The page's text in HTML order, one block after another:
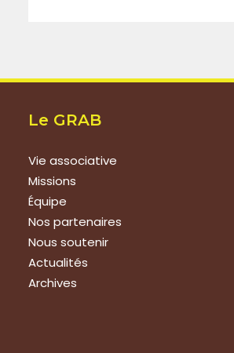
Le GRAB
Vie associative
Missions
Équipe
Nos partenaires
Nous soutenir
Actualités
Archives